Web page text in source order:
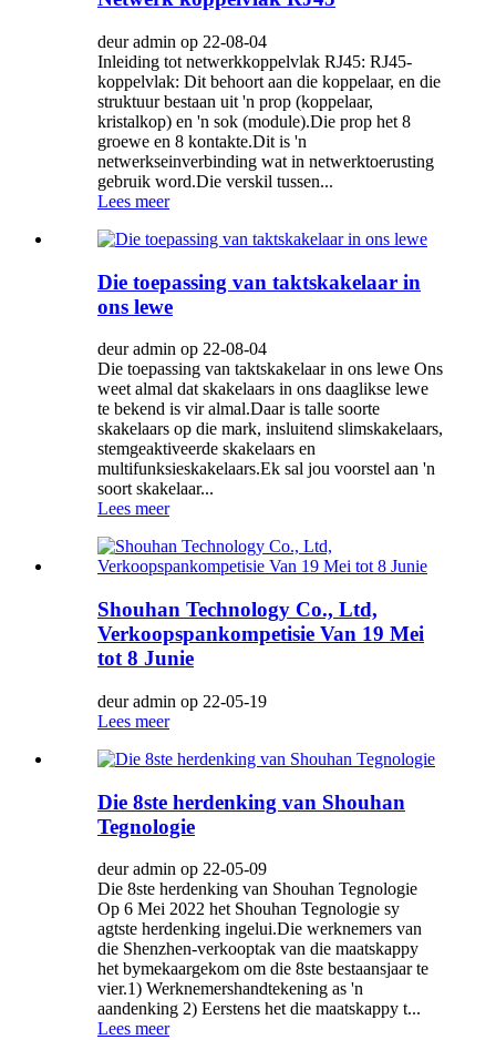
deur admin op 22-08-04
Inleiding tot netwerkkoppelvlak RJ45: RJ45-
koppelvlak: Dit behoort aan die koppelaar, en die
struktuur bestaan ​​uit 'n prop (koppelaar,
kristalkop) en 'n sok (module).Die prop het 8
groewe en 8 kontakte.Dit is 'n
netwerkseinverbinding wat in netwerktoerusting
gebruik word.Die verskil tussen...
Lees meer
Die toepassing van taktskakelaar in
ons lewe
deur admin op 22-08-04
Die toepassing van taktskakelaar in ons lewe Ons
weet almal dat skakelaars in ons daaglikse lewe
te bekend is vir almal.Daar is talle soorte
skakelaars op die mark, insluitend slimskakelaars,
stemgeaktiveerde skakelaars en
multifunksieskakelaars.Ek sal jou voorstel aan 'n
soort skakelaar...
Lees meer
Shouhan Technology Co., Ltd,
Verkoopspankompetisie Van 19 Mei
tot 8 Junie
deur admin op 22-05-19
Lees meer
Die 8ste herdenking van Shouhan
Tegnologie
deur admin op 22-05-09
Die 8ste herdenking van Shouhan Tegnologie
Op 6 Mei 2022 het Shouhan Tegnologie sy
agtste herdenking ingelui.Die werknemers van
die Shenzhen-verkooptak van die maatskappy
het bymekaargekom om die 8ste bestaansjaar te
vier.1) Werknemershandtekening as 'n
aandenking 2) Eerstens het die maatskappy t...
Lees meer